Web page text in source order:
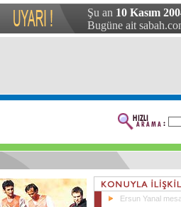
Şu an 10 Kasım
Bugüne ait
Ersun Yanal